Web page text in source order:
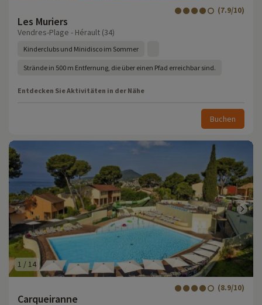
Les Muriers
(7.9/10)
Vendres-Plage - Hérault (34)
Kinderclubs und Minidisco im Sommer
Strände in 500 m Entfernung, die über einen Pfad erreichbar sind.
Entdecken Sie Aktivitäten in der Nähe
Buchen
1 / 14
Carqueiranne
(8.9/10)